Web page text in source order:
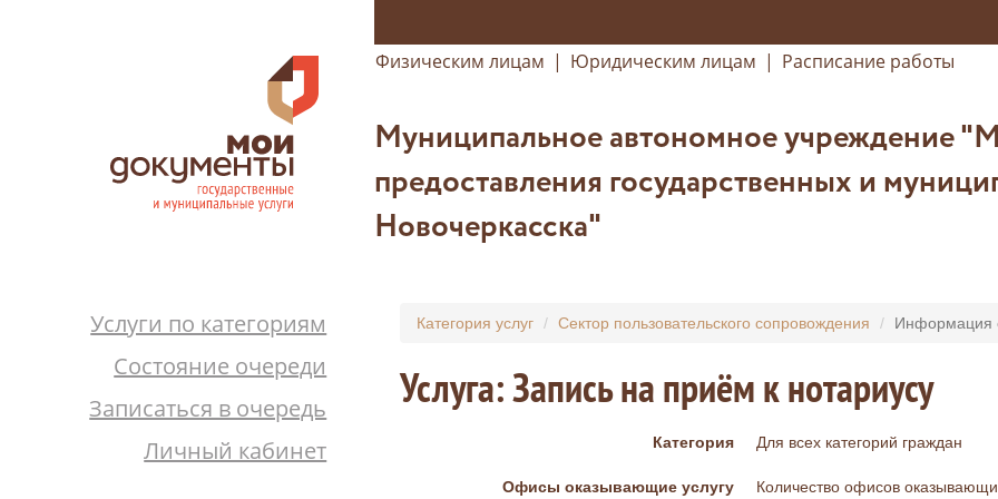
Физическим лицам | Юридическим лицам | Расписание работы
Муниципальное автономное учреждение
предоставления государственных и
Новочеркасска"
Услуги по категориям
Состояние очереди
Записаться в очередь
Личный кабинет
Категория услуг Сектор пользовательского сопровождения Информация
Услуга: Запись на приём к нотариусу
Категория Для всех категорий граждан
Офисы оказывающие услугу Количество офисов